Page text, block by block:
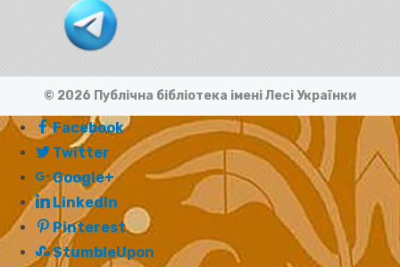
© 2026 Публічна бібліотека імені Лесі Українки
Facebook
Twitter
Google+
LinkedIn
Pinterest
StumbleUpon